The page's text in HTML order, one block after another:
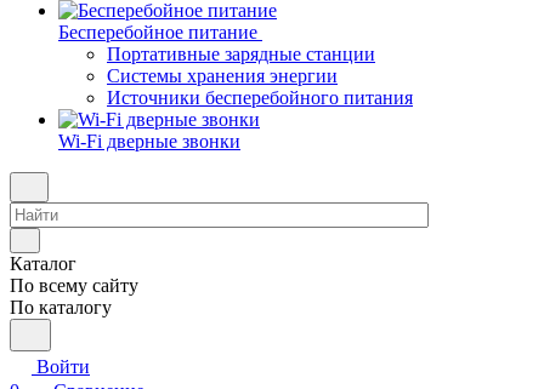
Бесперебойное питание
Портативные зарядные станции
Системы хранения энергии
Источники бесперебойного питания
Wi-Fi дверные звонки
Каталог
По всему сайту
По каталогу
Войти